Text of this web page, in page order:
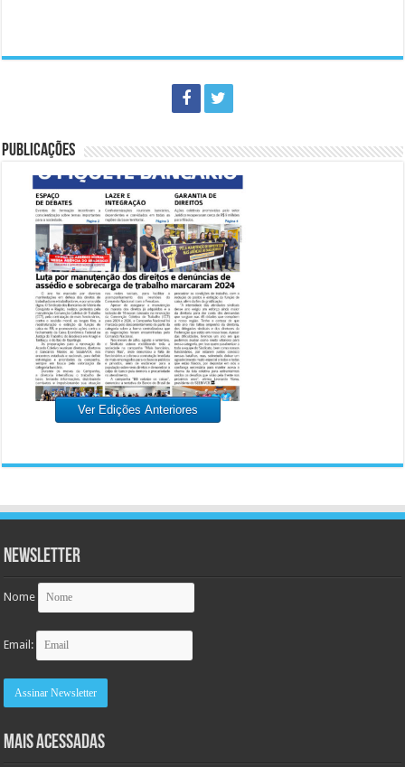
PUBLICAÇÕES
Ver Edições Anteriores
Newsletter
Nome
Email:
MAIS ACESSADAS